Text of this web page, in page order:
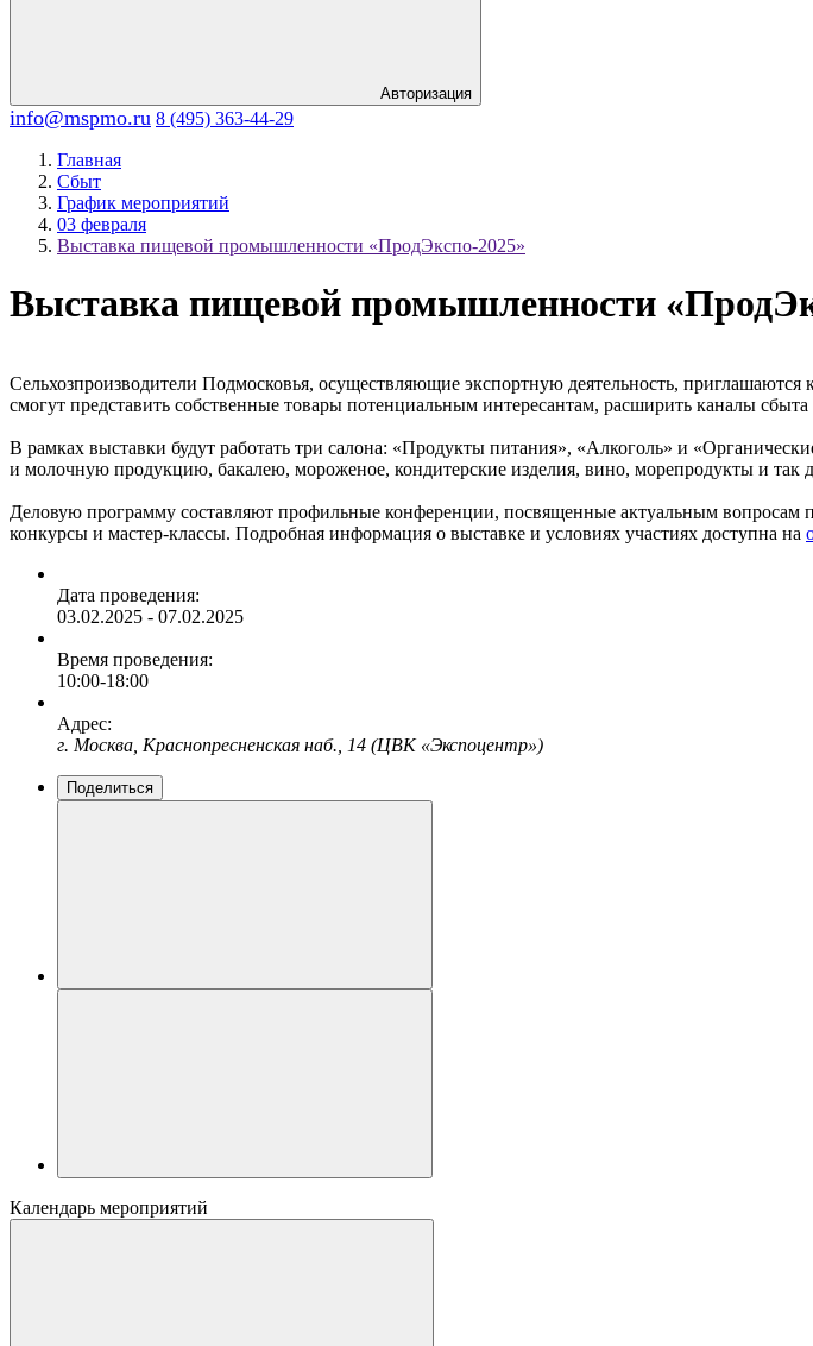
Авторизация
info@mspmo.ru 8 (495) 363-44-29
Главная
Сбыт
График мероприятий
03 февраля
Выставка пищевой промышленности «ПродЭкспо-2025»
Выставка пищевой промышленности
Сельхозпроизводители Подмосковья, осуществляющие экспортную деятельность,
смогут представить собственные товары потенциальным интересантам, расширить каналы
В рамках выставки будут работать три салона: «Продукты питания», «Алкоголь» и
и молочную продукцию, бакалею, мороженое, кондитерские изделия, вино, морепродукты и так
Деловую программу составляют профильные конференции, посвященные актуальным
конкурсы и мастер-классы. Подробная информация о выставке и условиях участиях доступна на
Дата проведения:
03.02.2025 - 07.02.2025
Время проведения:
10:00-18:00
Адрес:
г. Москва, Краснопресненская наб., 14 (ЦВК «Экспоцентр»)
Поделиться
Календарь мероприятий